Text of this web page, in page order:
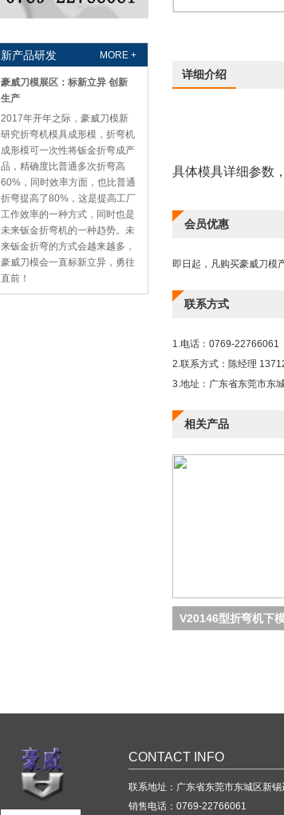
新产品研发 MORE +
豪威刀模展区：标新立异 创新
生产
2017年开年之际，豪威刀模新
研究折弯机模具成形模，折弯机
成形模可一次性将钣金折弯成产
品，精确度比普通多次折弯高
60%，同时效率方面，也比普通
折弯提高了80%，这是提高工厂
工作效率的一种方式，同时也是
未来钣金折弯机的一种趋势。未
来钣金折弯的方式会越来越多，
豪威刀模会一直标新立异，勇往
直前！
详细介绍
具体模具详细参数
会员优惠
即日起，凡购买豪威刀模
联系方式
1.电话：0769-22766061
2.联系方式：陈经理
3.地址：广东省东莞市东
相关产品
V20146型折弯机下
CONTACT INFO
联系地址： 广东省东莞市东城区新
销售电话：0769-22766061